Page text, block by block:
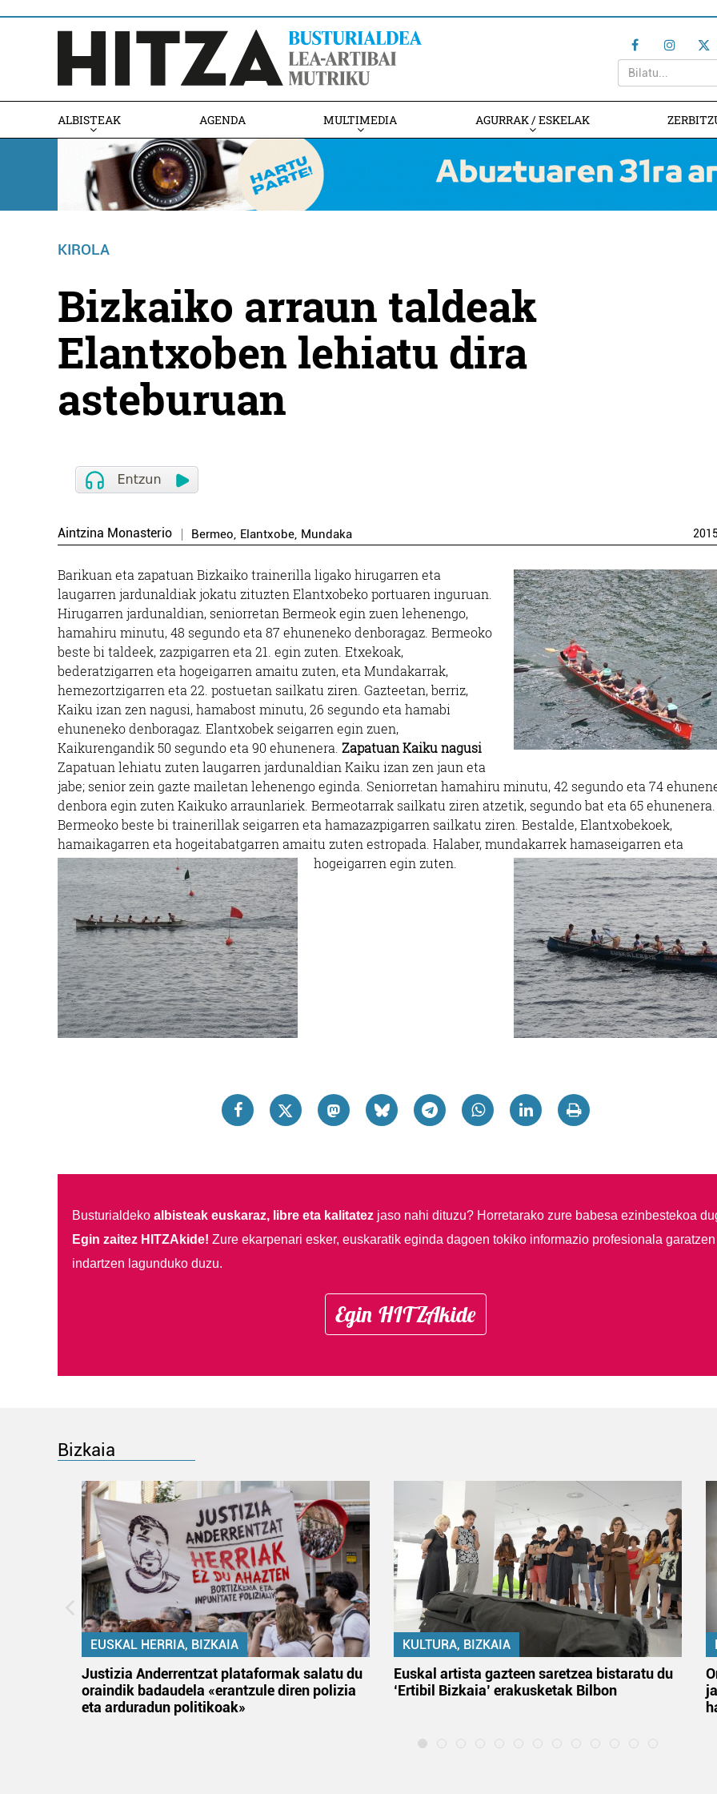
ALBISTEAK AGENDA MULTIMEDIA AGURRAK / ESKELAK
KIROLA
Bizkaiko arraun taldeak
Elantxoben lehiatu dira
asteburuan
Aintzina Monasterio Bermeo, Elantxobe, Mundaka
Barikuan eta zapatuan Bizkaiko trainerilla ligako hirugarren eta
laugarren jardunaldiak jokatu zituzten Elantxobeko portuaren inguruan.
Hirugarren jardunaldian, seniorretan Bermeok egin zuen lehenengo,
hamahiru minutu, 48 segundo eta 87 ehuneneko denboragaz. Bermeoko
beste bi taldeek, zazpigarren eta 21. egin zuten. Etxekoak,
bederatzigarren eta hogeigarren amaitu zuten, eta Mundakarrak,
hemezortzigarren eta 22. postuetan sailkatu ziren. Gazteetan, berriz,
Kaiku izan zen nagusi, hamabost minutu, 26 segundo eta hamabi
ehuneneko denboragaz. Elantxobek seigarren egin zuen,
Kaikurengandik 50 segundo eta 90 ehunenera. Zapatuan Kaiku nagusi
Zapatuan lehiatu zuten laugarren jardunaldian Kaiku izan zen jaun eta
jabe; senior zein gazte mailetan lehenengo eginda. Seniorretan hamahiru minutu, 42 segundo eta 74
denbora egin zuten Kaikuko arraunlariek. Bermeotarrak sailkatu ziren atzetik, segundo bat eta 65 ehunenera.
Bermeoko beste bi trainerillak seigarren eta hamazazpigarren sailkatu ziren. Bestalde, Elantxobekoek,
hamaikagarren eta hogeitabatgarren amaitu zuten estropada. Halaber, mundakarrek hamaseigarren eta
hogeigarren egin zuten.
Busturialdeko albisteak euskaraz, libre eta kalitatezjaso nahi dituzu? Horretarako zure babesa ezinbestekoa
Egin zaitez HITZAkide! Zure ekarpenari esker, euskaratik eginda dagoen tokiko informazio profesionala
indartzen lagunduko duzu.
Egin HITZAkide
Bizkaia
EUSKAL HERRIA, BIZKAIA
Justizia Anderrentzat plataformak salatu du
oraindik badaudela «erantzule diren polizia
eta arduradun politikoak»
KULTURA, BIZKAIA
Euskal artista gazteen saretzea bistaratu du
‘Ertibil Bizkaia’ erakusketak Bilbon